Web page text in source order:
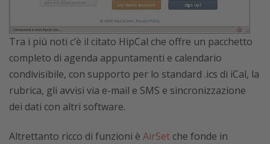
Tra i più noti c’è il citato HipCal che offre un pacchetto
completo di agenda appuntamenti e calendario
condivisibile, con supporto per lo standard .ics di iCal, la
rubrica, gli avvisi via e-mail e SMS e sincronizzazione
dei dati con altri software.
Altrettanto ricco di funzioni è AirSet che fonde in